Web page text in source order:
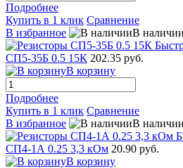
Подробнее
Купить в 1 клик Сравнение
В избранное
В наличии
СП5-35Б 0.5 15К 202.35 руб.
В корзину
Подробнее
Купить в 1 клик Сравнение
В избранное
В наличии
СП4-1А 0.25 3,3 кОм 20.90 руб.
В корзину